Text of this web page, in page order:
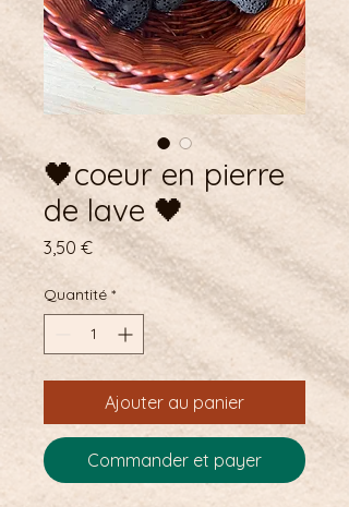
🖤coeur en pierre
de lave 🖤
3,50 €Prix
Quantité *
Ajouter au panier
Commander et payer